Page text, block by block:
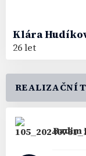
REALIZAČNÍ
Radim
Klára
26 let